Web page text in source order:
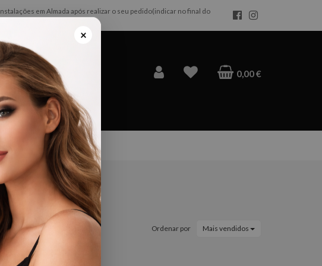
em Almada após realizar o seu pedido(indicar no final do
0,00 €
Ordenar por Mais vendidos
×